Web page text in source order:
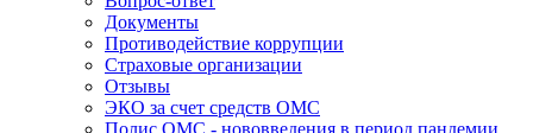
Документы
Противодействие коррупции
Страховые организации
Отзывы
ЭКО за счет средств ОМС
Полис ОМС - нововведения в период пандемии